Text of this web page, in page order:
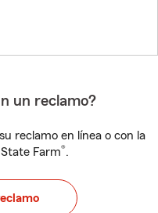
un reclamo?
reclamo en línea o con la
Farm®.